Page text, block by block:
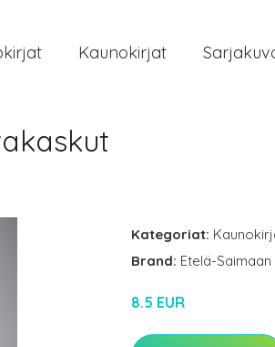
Kaunokirjat
Kategoriat:
Brand: Etelä-
8.5 EUR